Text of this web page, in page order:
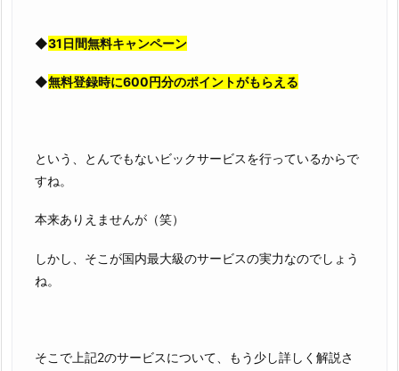
◆31日間無料キャンペーン
◆無料登録時に600円分のポイントがもらえる
という、とんでもないビックサービスを行っているからで
すね。
本来ありえませんが（笑）
しかし、そこが国内最大級のサービスの実力なのでしょう
ね。
そこで上記2のサービスについて、もう少し詳しく解説さ